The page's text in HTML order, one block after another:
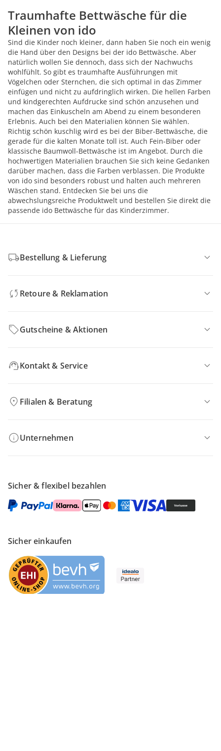
Traumhafte Bettwäsche für die
Kleinen von ido
Sind die Kinder noch kleiner, dann haben Sie noch ein wenig
die Hand über den Designs bei der ido Bettwäsche. Aber
natürlich wollen Sie dennoch, dass sich der Nachwuchs
wohlfühlt. So gibt es traumhafte Ausführungen mit
Vögelchen oder Sternchen, die sich optimal in das Zimmer
einfügen und nicht zu aufdringlich wirken. Die hellen Farben
und kindgerechten Aufdrucke sind schön anzusehen und
machen das Einkuscheln am Abend zu einem besonderen
Erlebnis. Auch bei den Materialien können Sie wählen.
Richtig schön kuschlig wird es bei der Biber-Bettwäsche, die
gerade für die kalten Monate toll ist. Auch Fein-Biber oder
klassische Baumwoll-Bettwäsche ist im Angebot. Durch die
hochwertigen Materialien brauchen Sie sich keine Gedanken
darüber machen, dass die Farben verblassen. Die Produkte
von ido sind besonders robust und halten auch mehreren
Wäschen stand. Entdecken Sie bei uns die
abwechslungsreiche Produktwelt und bestellen Sie direkt die
passende ido Bettwäsche für das Kinderzimmer.
Bestellung & Lieferung
Retoure & Reklamation
Gutscheine & Aktionen
Kontakt & Service
Filialen & Beratung
Unternehmen
Sicher & flexibel bezahlen
Sicher einkaufen